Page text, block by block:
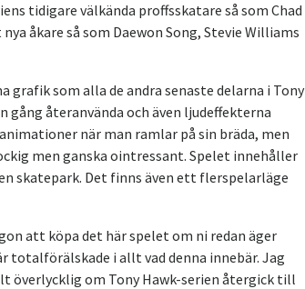
tidigare välkända proffsskatare så som Chad
åkare så som Daewon Song, Stevie Williams
grafik som alla de andra senaste delarna i Tony
återanvända och även ljudeffekterna
när man ramlar på sin bräda, men
men ganska ointressant. Spelet innehåller
skatepark. Det finns även ett flerspelarläge
att köpa det här spelet om ni redan äger
totalförälskade i allt vad denna innebär. Jag
överlycklig om Tony Hawk-serien återgick till